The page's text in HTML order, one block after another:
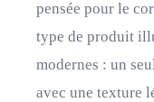
pensée pour le
type de produit
modernes : un
avec une texture